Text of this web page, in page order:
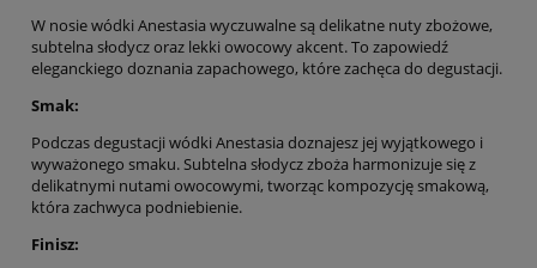
W nosie wódki Anestasia wyczuwalne są delikatne nuty zbożowe,
subtelna słodycz oraz lekki owocowy akcent. To zapowiedź
eleganckiego doznania zapachowego, które zachęca do degustacji.
Smak:
Podczas degustacji wódki Anestasia doznajesz jej wyjątkowego i
wyważonego smaku. Subtelna słodycz zboża harmonizuje się z
delikatnymi nutami owocowymi, tworząc kompozycję smakową,
która zachwyca podniebienie.
Finisz: